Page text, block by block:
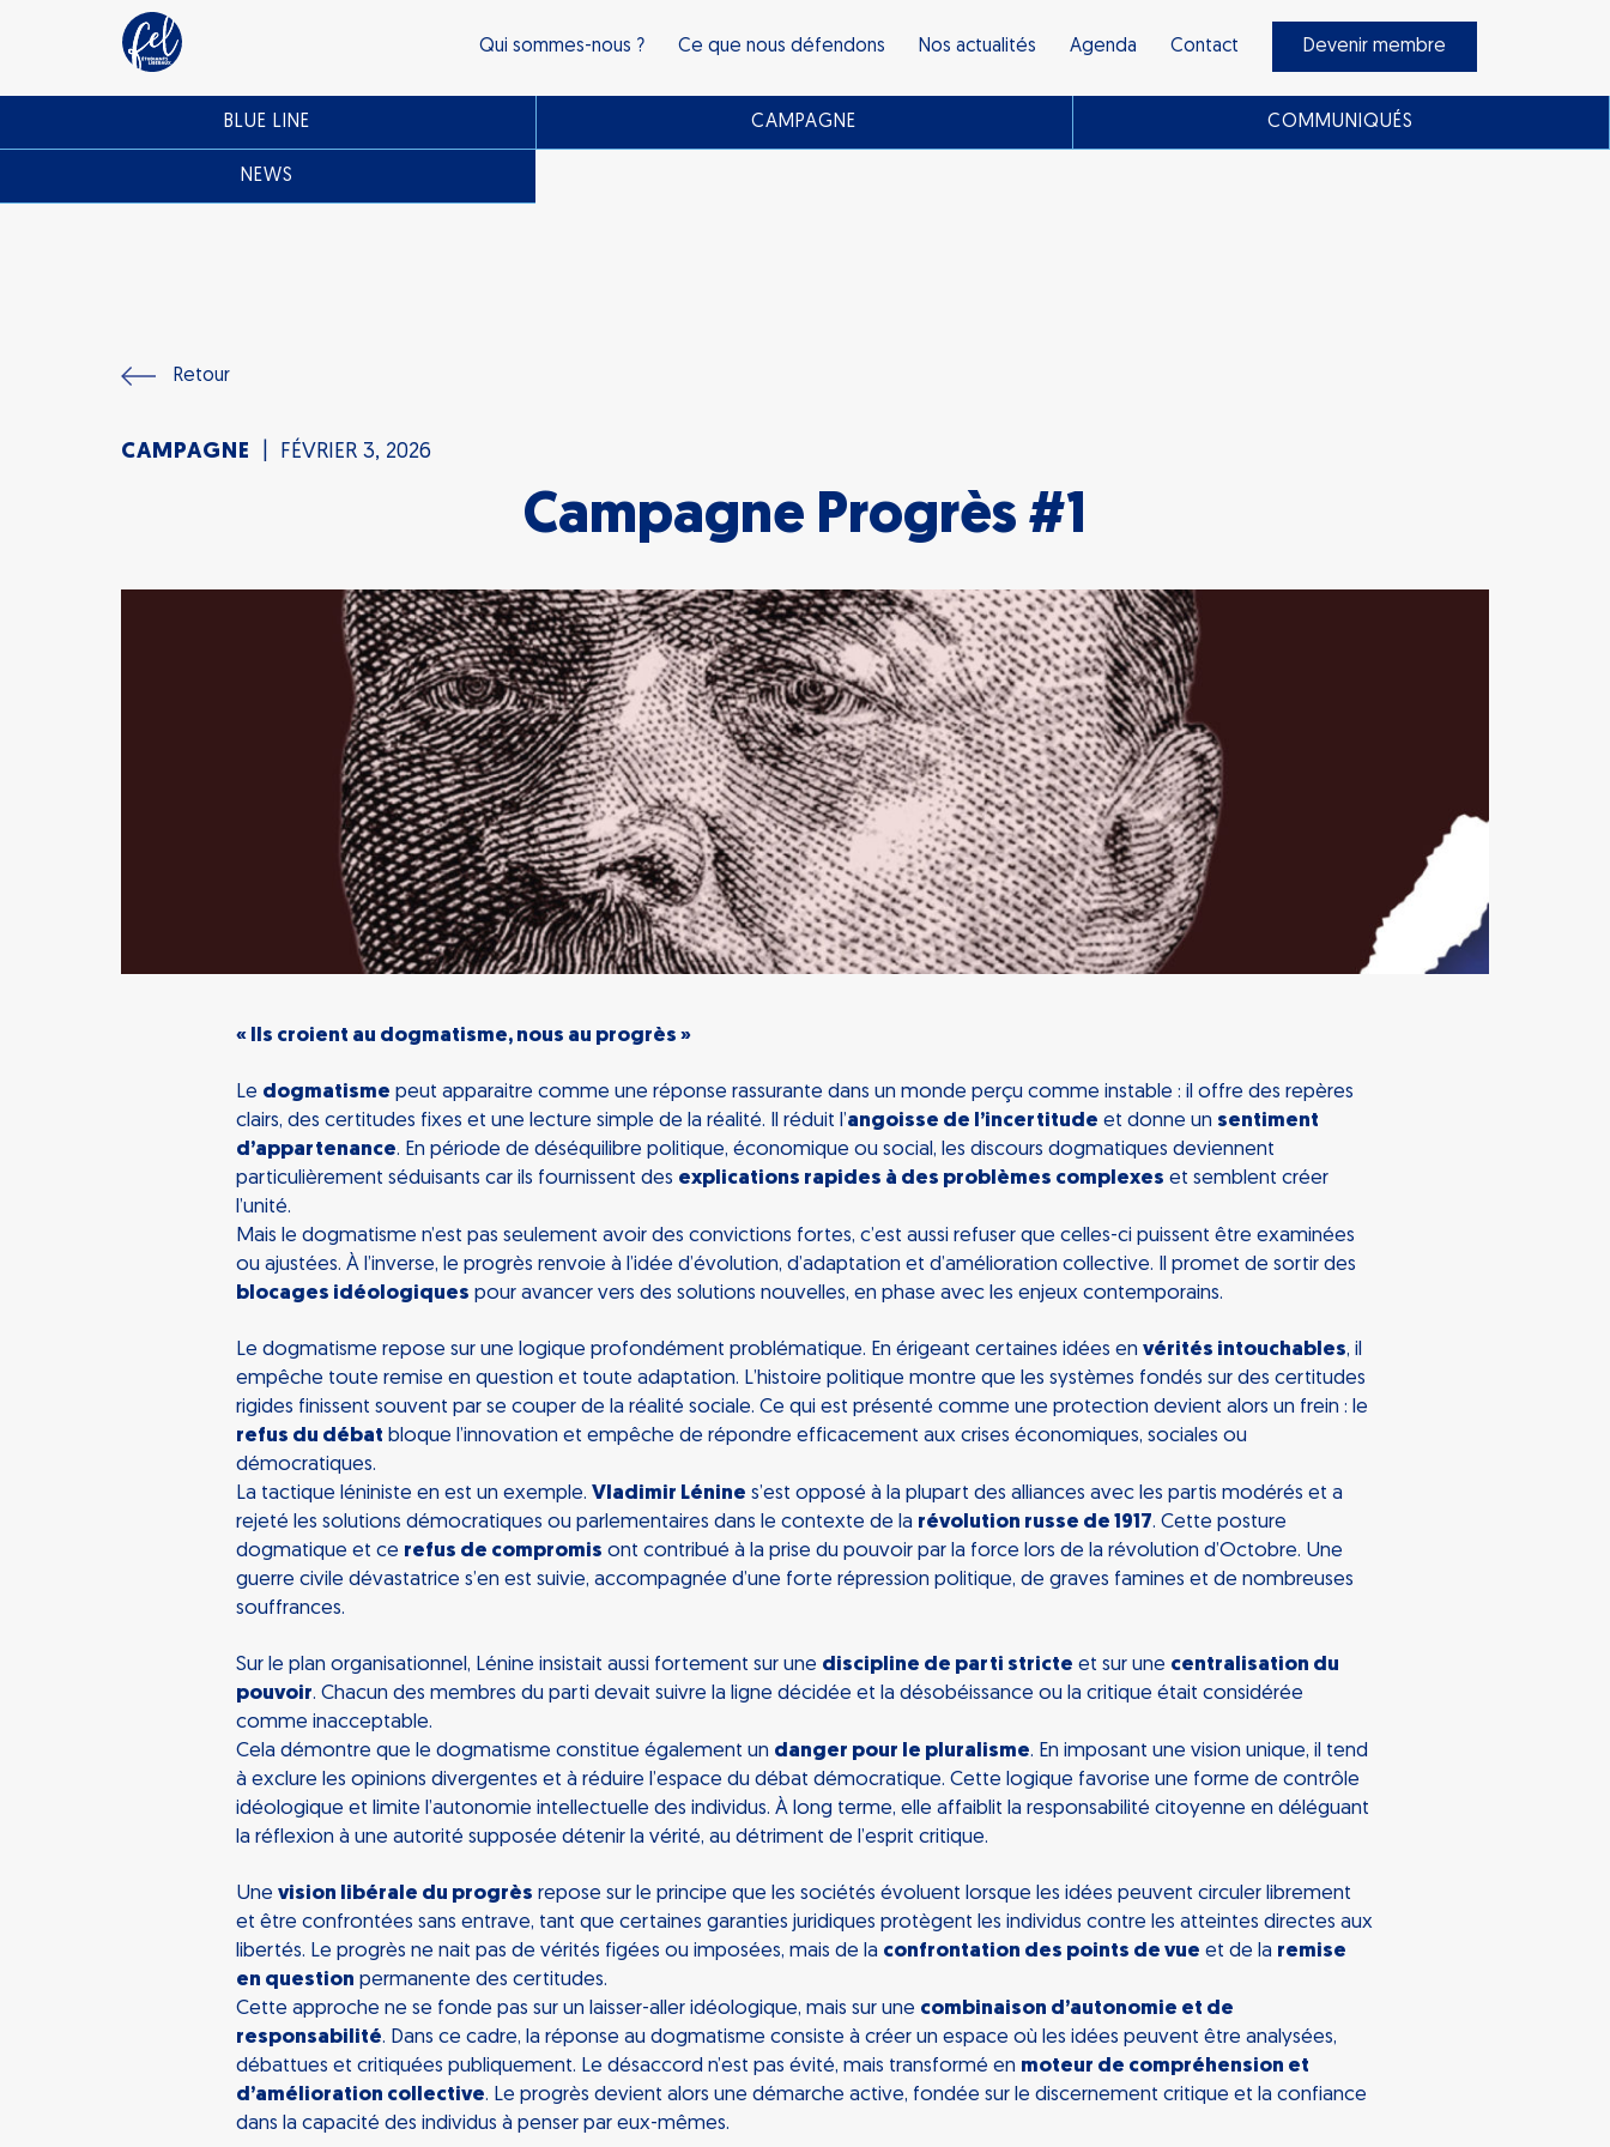
Qui sommes-nous ? Ce que nous défendons Nos actualités Agenda Contact Devenir membre
BLUE LINE CAMPAGNE COMMUNIQUÉS
NEWS
Retour
CAMPAGNE FÉVRIER 3, 2026
Campagne Progrès #1
« Ils croient au dogmatisme, nous au progrès »
Le dogmatisme peut apparaitre comme une réponse rassurante dans un monde perçu comme instable : il offre des repères
clairs, des certitudes fixes et une lecture simple de la réalité. Il réduit l’angoisse de l’incertitude et donne un sentiment
d’appartenance. En période de déséquilibre politique, économique ou social, les discours dogmatiques deviennent
particulièrement séduisants car ils fournissent des explications rapides à des problèmes complexes et semblent créer
l’unité.
Mais le dogmatisme n’est pas seulement avoir des convictions fortes, c’est aussi refuser que celles-ci puissent être examinées
ou ajustées. À l’inverse, le progrès renvoie à l’idée d’évolution, d’adaptation et d’amélioration collective. Il promet de sortir des
blocages idéologiques pour avancer vers des solutions nouvelles, en phase avec les enjeux contemporains.
Le dogmatisme repose sur une logique profondément problématique. En érigeant certaines idées en vérités intouchables, il
empêche toute remise en question et toute adaptation. L’histoire politique montre que les systèmes fondés sur des certitudes
rigides finissent souvent par se couper de la réalité sociale. Ce qui est présenté comme une protection devient alors un frein : le
refus du débat bloque l’innovation et empêche de répondre efficacement aux crises économiques, sociales ou
démocratiques.
La tactique léniniste en est un exemple. Vladimir Lénine s’est opposé à la plupart des alliances avec les partis modérés et a
rejeté les solutions démocratiques ou parlementaires dans le contexte de la révolution russe de 1917. Cette posture
dogmatique et ce refus de compromis ont contribué à la prise du pouvoir par la force lors de la révolution d’Octobre. Une
guerre civile dévastatrice s’en est suivie, accompagnée d’une forte répression politique, de graves famines et de nombreuses
souffrances.
Sur le plan organisationnel, Lénine insistait aussi fortement sur une discipline de parti stricte et sur une centralisation du
pouvoir. Chacun des membres du parti devait suivre la ligne décidée et la désobéissance ou la critique était considérée
comme inacceptable.
Cela démontre que le dogmatisme constitue également un danger pour le pluralisme. En imposant une vision unique, il tend
à exclure les opinions divergentes et à réduire l’espace du débat démocratique. Cette logique favorise une forme de contrôle
idéologique et limite l’autonomie intellectuelle des individus. À long terme, elle affaiblit la responsabilité citoyenne en déléguant
la réflexion à une autorité supposée détenir la vérité, au détriment de l’esprit critique.
Une vision libérale du progrès repose sur le principe que les sociétés évoluent lorsque les idées peuvent circuler librement
et être confrontées sans entrave, tant que certaines garanties juridiques protègent les individus contre les atteintes directes aux
libertés. Le progrès ne nait pas de vérités figées ou imposées, mais de la confrontation des points de vue et de la remise
en question permanente des certitudes.
Cette approche ne se fonde pas sur un laisser-aller idéologique, mais sur une combinaison d’autonomie et de
responsabilité. Dans ce cadre, la réponse au dogmatisme consiste à créer un espace où les idées peuvent être analysées,
débattues et critiquées publiquement. Le désaccord n’est pas évité, mais transformé en moteur de compréhension et
d’amélioration collective. Le progrès devient alors une démarche active, fondée sur le discernement critique et la confiance
dans la capacité des individus à penser par eux-mêmes.